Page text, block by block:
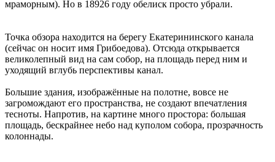
мраморным). Но в 18926 году обелиск просто убрали.
Точка обзора находится на берегу Екатерининского канала
(сейчас он носит имя Грибоедова). Отсюда открывается
великолепный вид на сам собор, на площадь перед ним и
уходящий вглубь перспективы канал.
Большие здания, изображённые на полотне, вовсе не
загромождают его пространства, не создают впечатления
тесноты. Напротив, на картине много простора: большая
площадь, бескрайнее небо над куполом собора, прозрачность
колоннады.